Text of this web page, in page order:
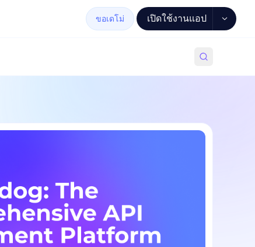
ขอเดโม่ เปิดใช้งานแอป